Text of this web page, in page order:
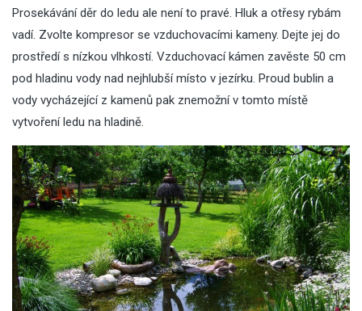
Prosekávání děr do ledu ale není to pravé. Hluk a otřesy rybám
vadí. Zvolte kompresor se vzduchovacími kameny. Dejte jej do
prostředí s nízkou vlhkostí. Vzduchovací kámen zavěste 50 cm
pod hladinu vody nad nejhlubší místo v jezírku. Proud bublin a
vody vycházející z kamenů pak znemožní v tomto místě
vytvoření ledu na hladině.